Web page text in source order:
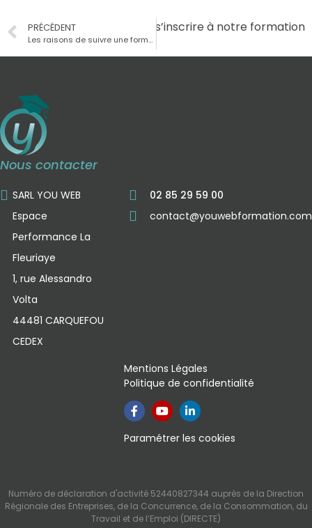
PRÉCÉDENT
Les raisons de suivre une formation plutôt qu’une vidéo Youtube
Suivant Mon CPF : s’inscrire à notre formation
Nous contacter
SARL YOU WEB
Espace
Performance La
Fleuriaye
1, rue Alessandro
Volta
44481 CARQUEFOU
CEDEX
02 85 29 59 00
contact@youwebformation.com
Mentions Légales
Politique de confidentialité
Paramétrer les cookies
Numéro de déclaration d'activité 52440827344 auprès de la Direction
Régionale des Entreprises, de la Concurrence, de la Consommation, du
Travail et de l’Emploi (DIRECTE)